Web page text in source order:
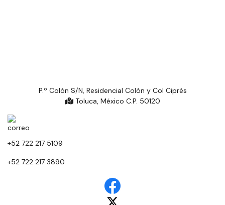
P.º Colón S/N, Residencial Colón y Col Ciprés
Toluca, México C.P. 50120
+52 722 217 5109
+52 722 217 3890